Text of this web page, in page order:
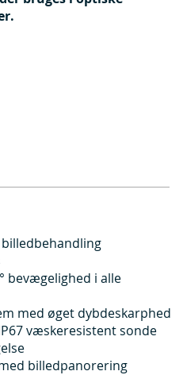
bevægelighed i alle
med øget dybdeskarphed
væskeresistent sonde
billedpanorering